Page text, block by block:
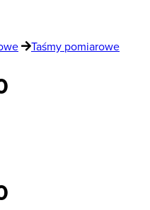
Taśmy pomiarowe